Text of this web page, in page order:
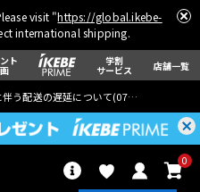
visit "https://global.ikebe-
international shipping.
ト 学割
サービス 店舗一覧
伴う配送の遅延について(07月29日
0